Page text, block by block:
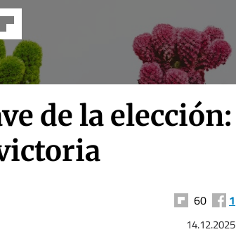
de la elección:
60 1
14.12.2025